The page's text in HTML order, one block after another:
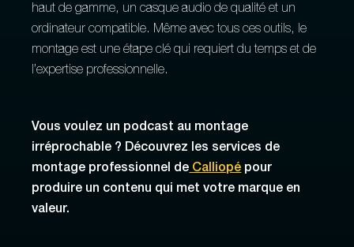
haut de gamme, un casque audio de qualité et un
ordinateur compatible. Même avec tous ces outils, le
montage est une étape clé qui requiert du temps et de
l’expertise professionnelle.
Vous voulez un podcast au montage
irréprochable ? Découvrez les services de
montage professionnel de Calliopé pour
produire un contenu qui met votre marque en
valeur.